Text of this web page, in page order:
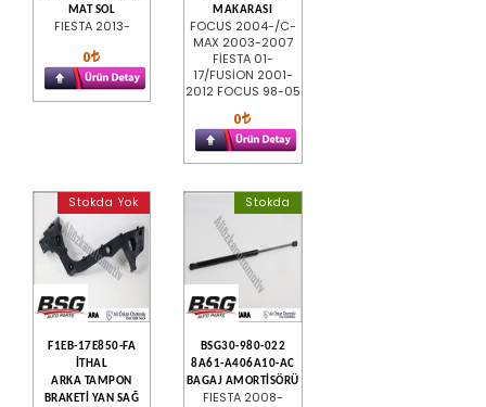
MAT SOL
FIESTA 2013-
0
MAKARASI
FOCUS 2004-/C-
MAX 2003-2007
FİESTA 01-
17/FUSİON 2001-
2012 FOCUS 98-05
0
Stokda Yok
F1EB-17E850-FA
İTHAL
ARKA TAMPON
BRAKETİ YAN SAĞ
Stokda
BSG30-980-022
8A61-A406A10-AC
BAGAJ AMORTİSÖRÜ
FIESTA 2008-